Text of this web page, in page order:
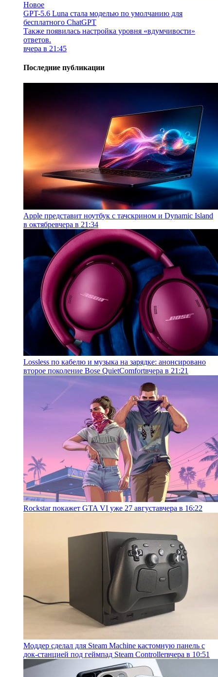
Новое
GPT-5.6 Luna стала моделью по умолчанию для
бесплатного ChatGPT
Также появилась настройка уровня «вдумчивости»
ответов.
вчера в 21:45
Последние публикации
Apple представит ноутбук с тачскрином и Dynamic Island
в октябревчера в 21:34
Lossless по кабелю и музыка на зарядке: анонсировано
второе поколение Bose QuietComfortвчера в 21:21
Rockstar покажет GTA VI уже 27 августавчера в 16:22
Моддер сделал для Steam Machine кастомную панель с
док-станцией под геймпад Steam Controllerвчера в 10:51